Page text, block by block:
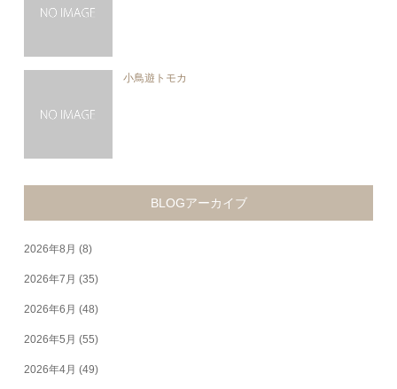
小鳥遊トモカ
BLOGアーカイブ
2026年8月 (8)
2026年7月 (35)
2026年6月 (48)
2026年5月 (55)
2026年4月 (49)